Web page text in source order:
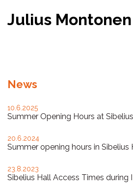
Julius Montonen
News
10.6.2025
Summer Opening Hours at
20.6.2024
Summer opening hours in Sibelius
23.8.2023
Sibelius Hall Access Times during